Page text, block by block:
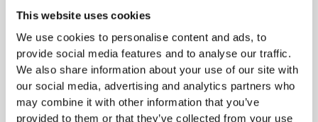
This website uses cookies
We use cookies to personalise content and ads, to
provide social media features and to analyse our traffic.
We also share information about your use of our site with
our social media, advertising and analytics partners who
may combine it with other information that you’ve
provided to them or that they’ve collected from your use
arbeiten und uns als Unternehmen präsentieren. Eine der spannendsten
Entwicklungen sind KI-generierte Avatare – digitale Zwillinge von echten
Menschen, die in […]
Weiterlesen »